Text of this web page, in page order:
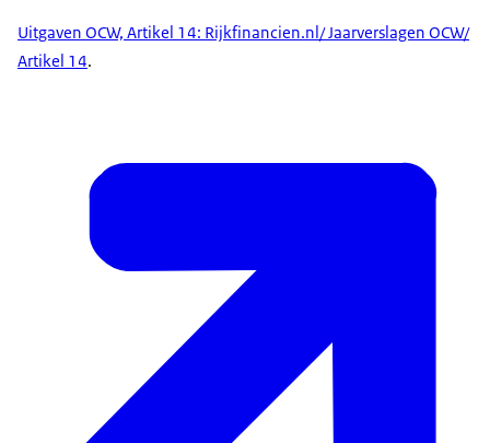
Uitgaven Provincies en gemeenten: CBS, Detaillering
cultuurlasten gemeenten en provincies
Definitie: Uitgaven aan cultuur door rijk, provincie en
gemeenten
Beschikbaar: Om de twee jaar
Uitgaven OCW, Artikel 14: Rijkfinancien.nl/ Jaarverslagen OCW/
Artikel 14.